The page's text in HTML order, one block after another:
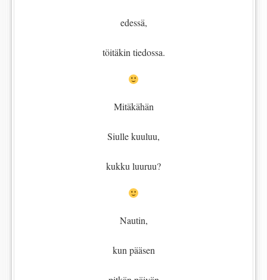
edessä,
töitäkin tiedossa.
Mitäkähän
Siulle kuuluu,
kukku luuruu?
Nautin,
kun pääsen